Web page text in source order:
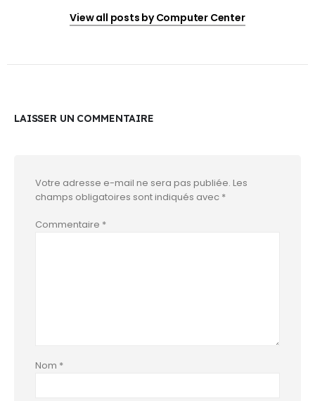
View all posts by Computer Center
LAISSER UN COMMENTAIRE
Votre adresse e-mail ne sera pas publiée. Les
champs obligatoires sont indiqués avec *
Commentaire *
Nom *